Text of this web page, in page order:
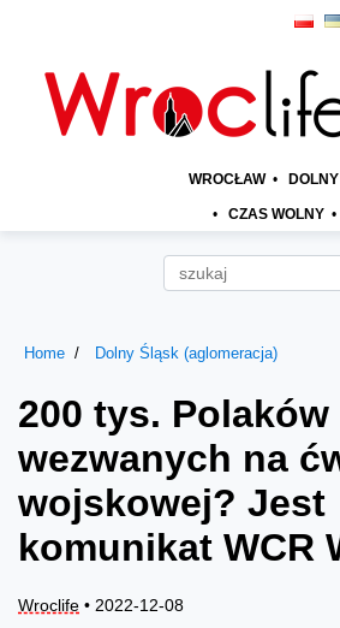
WROCŁAW •
• CZAS WOLNY •
Home Dolny Śląsk (aglomeracja)
200 tys.
wezwanych na
wojskowej? Jest
komunikat WCR
Wroclife • 2022-12-08